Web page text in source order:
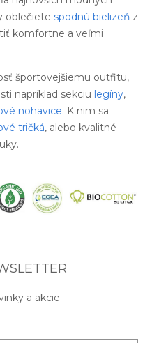
oblečiete spodnú bielizeň z
komfortne a veľmi
športovejšiemu outfitu,
napríklad sekciu legíny,
nohavice. K nim sa
tričká, alebo kvalitné
a akcie